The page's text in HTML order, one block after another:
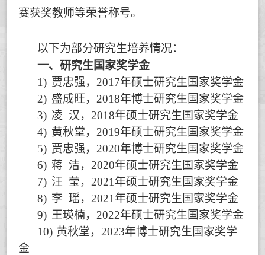
赛获奖教师等荣誉称号。
以下为部分研究生培养情况：
一、研究生国家奖学金
1) 贾忠强， 2017年硕士研究生国家奖学金
2) 盛成旺， 2018年博士研究生国家奖学金
3) 凌 汉， 2018年硕士研究生国家奖学金
4) 黄秋堂， 2019年硕士研究生国家奖学金
5) 贾忠强， 2020年博士研究生国家奖学金
6) 蒋 洁， 2020年硕士研究生国家奖学金
7) 汪 莹， 2021 年硕士研究生国家奖学金
8) 李 瑶， 2021 年硕士研究生国家奖学金
9) 王瑛楠， 2022年硕士研究生国家奖学金
10) 黄秋堂， 2023年博士研究生国家奖学
金